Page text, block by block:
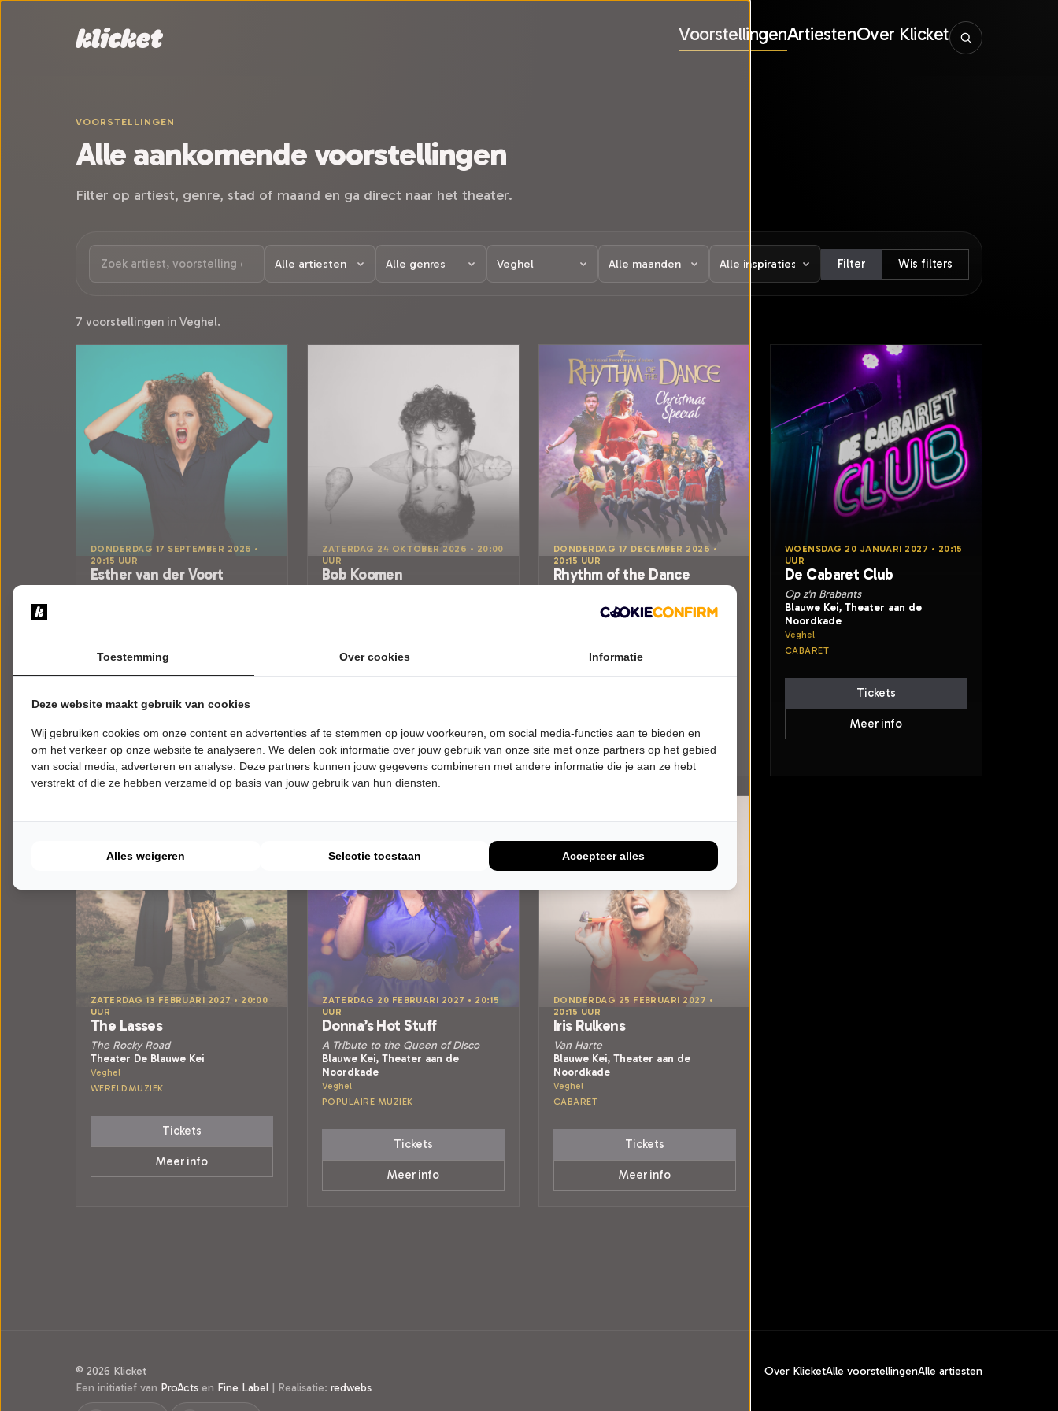
VoorstellingenArtiestenOver Klicket
VOORSTELLINGEN
Alle aankomende voorstellingen
Filter op artiest, genre, stad of maand en ga direct naar het theater.
Filter Wis filters
7 voorstellingen in Veghel.
DONDERDAG 17 SEPTEMBER 2026 •
20:15 UUR
Esther van der Voort
CABARET
ZATERDAG 24 OKTOBER 2026 • 20:00
UUR
Bob Koomen
Try-out
Meer info
DONDERDAG 17 DECEMBER 2026 •
20:15 UUR
Rhythm of the Dance
Theater De Blauwe Kei
SHOW
Tickets
WOENSDAG 20 JANUARI 2027 • 20:15
UUR
De Cabaret Club
Op z'n Brabants
Blauwe Kei, Theater aan de
Noordkade
Veghel
CABARET
Tickets
Meer info
ZATERDAG 13 FEBRUARI 2027 • 20:00
UUR
The Lasses
The Rocky Road
Theater De Blauwe Kei
Veghel
WERELDMUZIEK
Tickets
Meer info
ZATERDAG 20 FEBRUARI 2027 • 20:15
UUR
Donna’s Hot Stuff
A Tribute to the Queen of Disco
Blauwe Kei, Theater aan de
Noordkade
Veghel
POPULAIRE MUZIEK
Tickets
Meer info
DONDERDAG 25 FEBRUARI 2027 •
20:15 UUR
Iris Rulkens
Van Harte
Blauwe Kei, Theater aan de
Noordkade
Veghel
CABARET
Tickets
Meer info
© 2026 Klicket
Een initiatief van ProActs en Fine Label | Realisatie: redwebs
Over KlicketAlle voorstellingenAlle artiesten
Toestemming Over cookies Informatie
Deze website maakt gebruik van cookies
Wij gebruiken cookies om onze content en advertenties af te stemmen op jouw voorkeuren, om social media-functies aan te bieden en
om het verkeer op onze website te analyseren. We delen ook informatie over jouw gebruik van onze site met onze partners op het gebied
van social media, adverteren en analyse. Deze partners kunnen jouw gegevens combineren met andere informatie die je aan ze hebt
verstrekt of die ze hebben verzameld op basis van jouw gebruik van hun diensten.
Alles weigeren Selectie toestaan Accepteer alles